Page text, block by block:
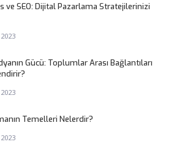
ve SEO: Dijital Pazarlama Stratejilerinizi
Gücü: Toplumlar Arası Bağlantıları
Temelleri Nelerdir?